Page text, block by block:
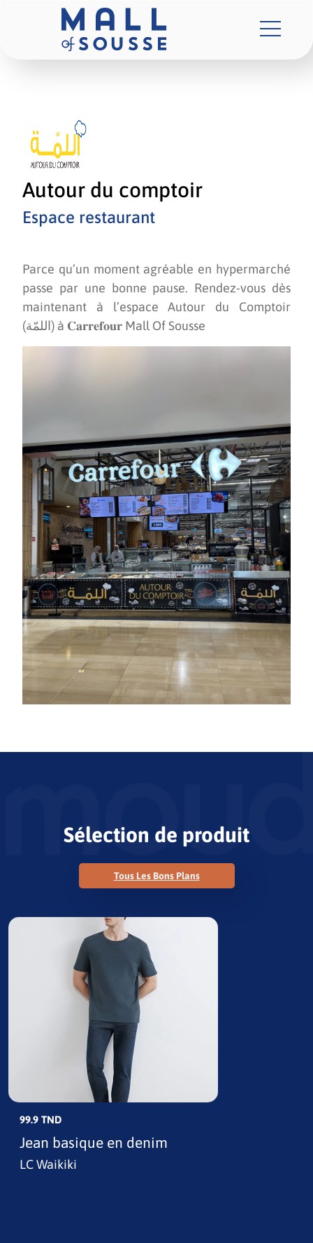
Autour du comptoir
Espace restaurant
Parce qu’un moment agréable en hypermarché
passe par une bonne pause. Rendez-vous dès
maintenant à l’espace Autour du Comptoir
(اللمّة) à 𝐂𝐚𝐫𝐫𝐞𝐟𝐨𝐮𝐫 Mall Of Sousse
Sélection de produit
Tous Les Bons Plans
99.9 TND
Jean basique en denim
LC Waikiki